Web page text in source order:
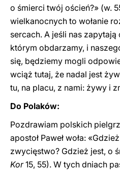
o śmierci twój oścień?» (w.
wielkanocnych to wołanie
sercach. A jeśli nas
którym obdarzamy, i
się, będziemy mogli
wciąż tutaj, że nadal jest
tu, na placu, z nami: żywy i
Do Polaków:
Pozdrawiam polskich
apostoł Paweł woła:
zwycięstwo? Gdzież jest, o
Kor15, 55). W tych dniach